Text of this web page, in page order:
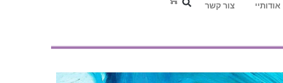
אודותיי צור קשר